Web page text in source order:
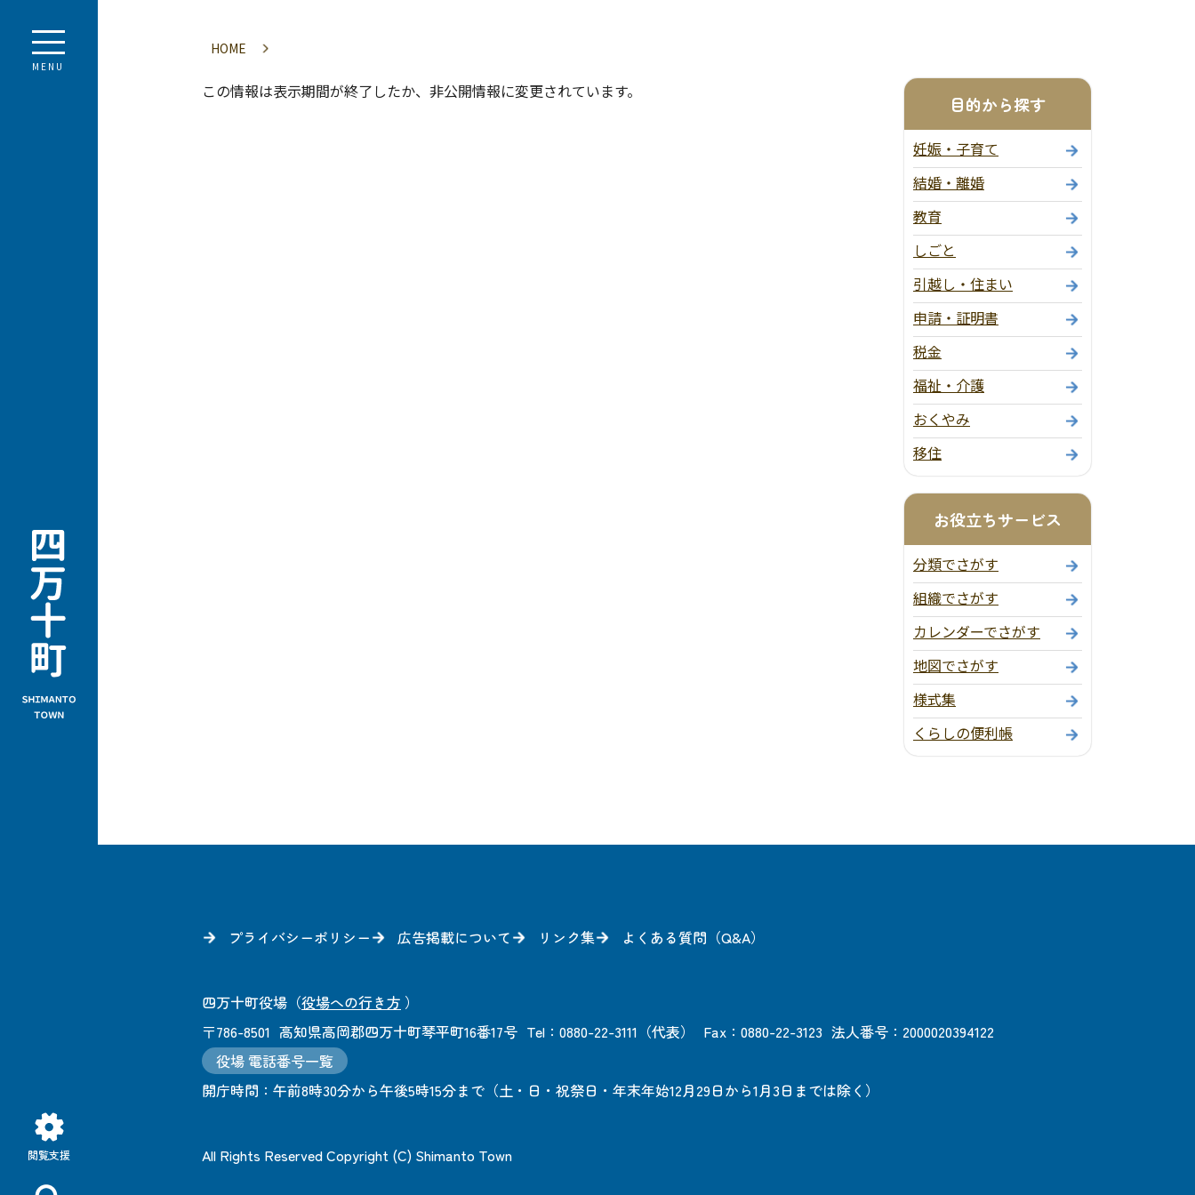
MENU
閲覧支援
HOME
この情報は表示期間が終了したか、非公開情報に変更されています。
目的から探す
妊娠・子育て
結婚・離婚
教育
しごと
引越し・住まい
申請・証明書
税金
福祉・介護
おくやみ
移住
お役立ちサービス
分類でさがす
組織でさがす
カレンダーでさがす
地図でさがす
様式集
くらしの便利帳
プライバシーポリシー 広告掲載について リンク集 よくある質問（Q&A）
四万十町役場 （役場への行き方 ）
〒786-8501 高知県高岡郡四万十町琴平町16番17号 Tel：0880-22-3111（代表） Fax：0880-22-3123 法人番号：2000020394122
役場 電話番号一覧
開庁時間： 午前8時30分から午後5時15分まで （土・日・祝祭日・年末年始12月29日から1月3日までは除く）
All Rights Reserved Copyright (C) Shimanto Town